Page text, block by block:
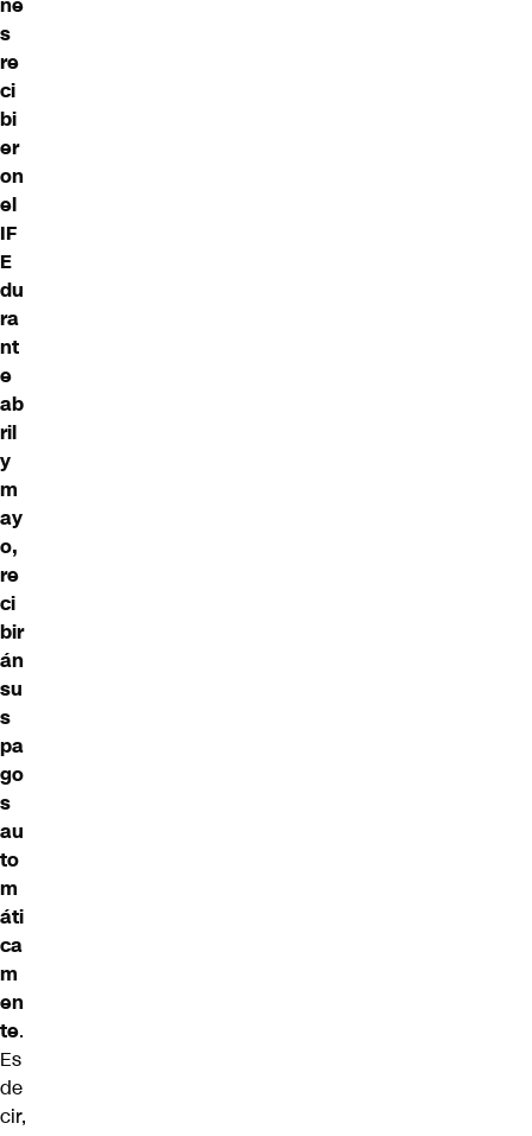
ne
s
re
ci
bi
er
on
el
IF
E
du
ra
nt
e
ab
ril
y
m
ay
o,
re
ci
bir
án
su
s
pa
go
s
au
to
m
áti
ca
m
en
te.
Es
de
cir,